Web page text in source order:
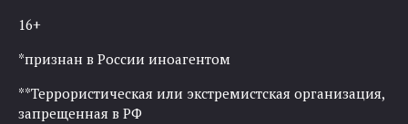
16+
*признан в России иноагентом
**Террористическая или экстремистская организация,
запрещенная в РФ